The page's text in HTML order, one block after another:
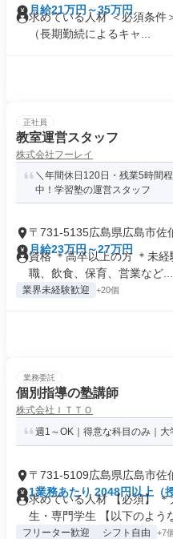
月給21万円～35万円
求めている人材 ＜必須条件
（長期勤続によるキャ...
正社員
教室運営スタッフ
株式会社フーレイ
＼年間休日120日・残業5時間
中！学習塾の運営スタッフ
〒731-5135広島県広島市佐
月給23万円～27万円
資格 ＊高卒以上の方 ＊未
職、飲食、保育、営業など...
業界未経験歓迎 +20個
業務委託
個別指導の塾講師
株式会社ＩＴＴＯ
週1～OK｜得意な科目のみ｜
〒731-5109広島県広島市佐
1業務あたり 2048円以上（
求めている人材 【必須】
生・専門学生 【以下のよう
フリーター歓迎 シフト自由 +7